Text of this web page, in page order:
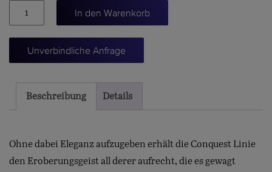
30
In den Warenkorb
Unverbindliche Anfrage
Beschreibung Details
Ohne dabei Eleganz aufzugeben erhält die Conquest Linie
den Eroberungsgeist all derer aufrecht, die es gewagt